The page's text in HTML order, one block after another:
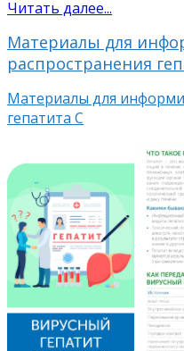
Читать далее...
Материалы для
распространения
Материалы для
гепатита С